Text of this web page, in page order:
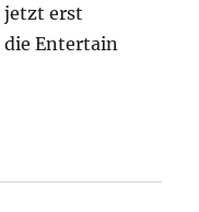
jetzt erst
Entertain